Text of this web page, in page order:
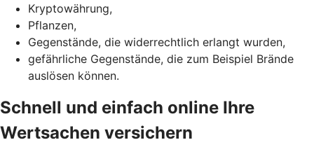
Kryptowährung,
Pflanzen,
Gegenstände, die widerrechtlich erlangt wurden,
gefährliche Gegenstände, die zum Beispiel Brände
auslösen können.
Schnell und einfach online Ihre
Wertsachen versichern